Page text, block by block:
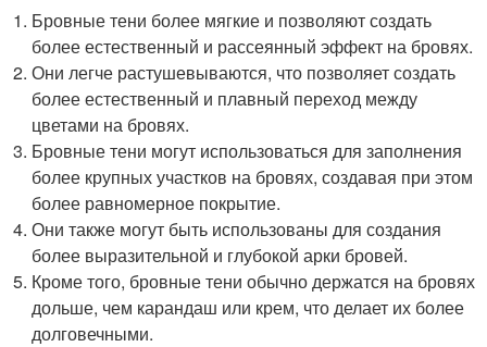
Бровные тени более мягкие и позволяют создать
более естественный и рассеянный эффект на бровях.
Они легче растушевываются, что позволяет создать
более естественный и плавный переход между
цветами на бровях.
Бровные тени могут использоваться для заполнения
более крупных участков на бровях, создавая при этом
более равномерное покрытие.
Они также могут быть использованы для создания
более выразительной и глубокой арки бровей.
Кроме того, бровные тени обычно держатся на бровях
дольше, чем карандаш или крем, что делает их более
долговечными.